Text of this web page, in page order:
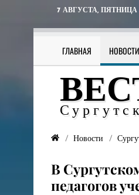
7 АВГУСТА, ПЯТНИЦА
ГЛАВНАЯ
Новости
В
педагогов